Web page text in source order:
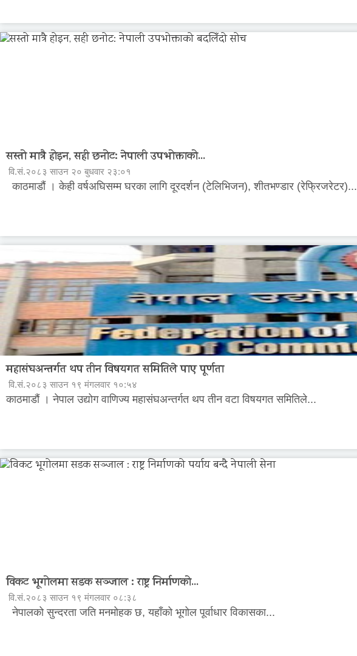
सस्तो मात्रै होइन, सही छनोट: नेपाली उपभोक्ताको...
वि.सं.२०८३ साउन २० बुधवार २३:०१
काठमाडौं । केही वर्षअघिसम्म घरका लागि दूरदर्शन (टेलिभिजन), शीतभण्डार (रेफ्रिजरेटर)...
महासंघअन्तर्गत थप तीन विषयगत समितिले पाए पूर्णता
वि.सं.२०८३ साउन १९ मंगलवार १०:५४
काठमाडौं । नेपाल उद्योग वाणिज्य महासंघअन्तर्गत थप तीन वटा विषयगत समितिले...
विकट भूगोलमा सडक सञ्जाल : राष्ट्र निर्माणको...
वि.सं.२०८३ साउन १९ मंगलवार ०८:३८
नेपालको सुन्दरता जति मनमोहक छ, यहाँको भूगोल पूर्वाधार विकासका...